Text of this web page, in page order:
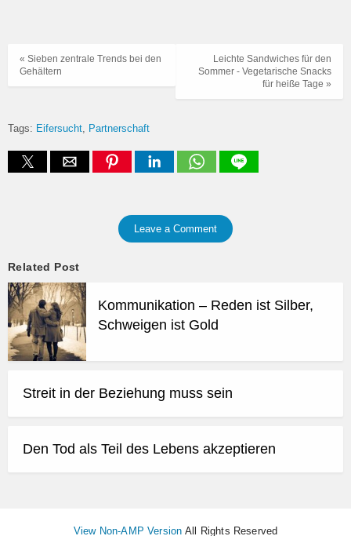
Leichte Sandwiches für den
Sommer - Vegetarische Snacks
für heiße Tage »
« Sieben zentrale Trends bei den
Gehältern
Tags: Eifersucht Partnerschaft
Leave a Comment
Related Post
Kommunikation – Reden ist Silber,
Schweigen ist Gold
Streit in der Beziehung muss sein
Den Tod als Teil des Lebens akzeptieren
View Non-AMP Version All Rights Reserved